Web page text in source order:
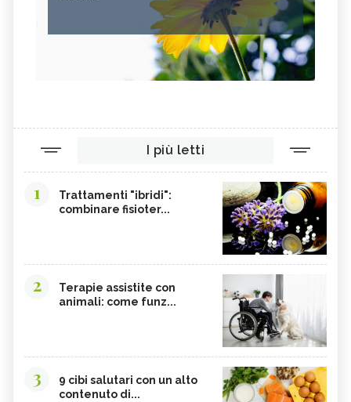
I più letti
1
Trattamenti "ibridi":
combinare fisioter...
2
Terapie assistite con
animali: come funz...
3
9 cibi salutari con un alto
contenuto di...